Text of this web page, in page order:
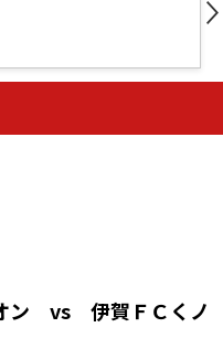
石人の星
オン vs 伊賀ＦＣくノ